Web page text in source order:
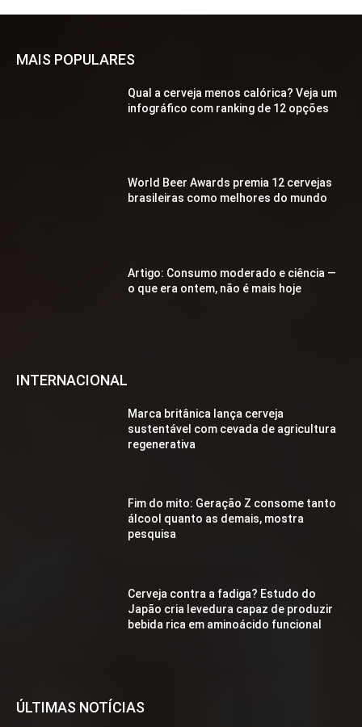
MAIS POPULARES
Qual a cerveja menos calórica? Veja um
infográfico com ranking de 12 opções
World Beer Awards premia 12 cervejas
brasileiras como melhores do mundo
Artigo: Consumo moderado e ciência —
o que era ontem, não é mais hoje
INTERNACIONAL
Marca britânica lança cerveja
sustentável com cevada de agricultura
regenerativa
Fim do mito: Geração Z consome tanto
álcool quanto as demais, mostra
pesquisa
Cerveja contra a fadiga? Estudo do
Japão cria levedura capaz de produzir
bebida rica em aminoácido funcional
ÚLTIMAS NOTÍCIAS